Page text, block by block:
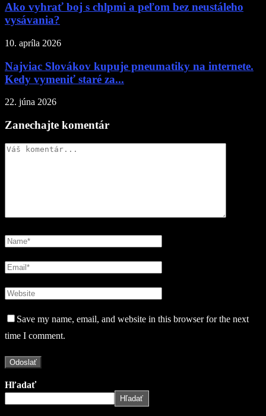
Ako vyhrať boj s chlpmi a peľom bez neustáleho
vysávania?
10. apríla 2026
Najviac Slovákov kupuje pneumatiky na internete.
Kedy vymeniť staré za...
22. júna 2026
Zanechajte komentár
Save my name, email, and website in this browser for the next
time I comment.
Hľadať
Hľadať